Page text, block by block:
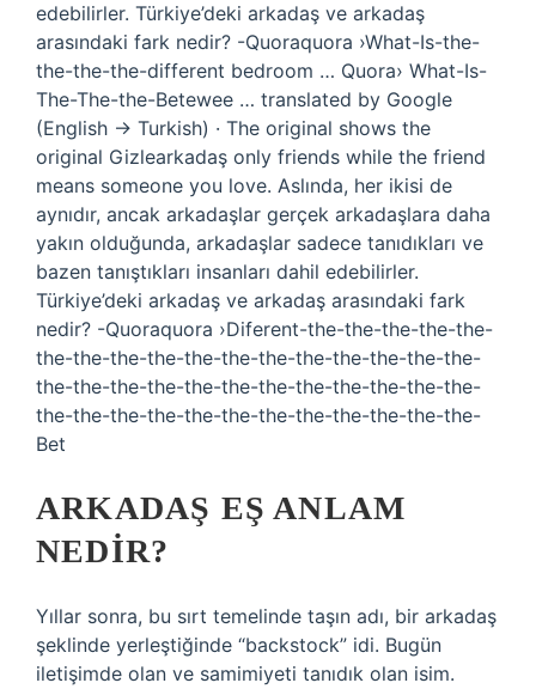
edebilirler. Türkiye’deki arkadaş ve arkadaş
arasındaki fark nedir? -Quoraquora ›What-Is-the-
the-the-the-different bedroom … Quora› What-Is-
The-The-the-Betewee … translated by Google
(English → Turkish) · The original shows the
original Gizlearkadaş only friends while the friend
means someone you love. Aslında, her ikisi de
aynıdır, ancak arkadaşlar gerçek arkadaşlara daha
yakın olduğunda, arkadaşlar sadece tanıdıkları ve
bazen tanıştıkları insanları dahil edebilirler.
Türkiye’deki arkadaş ve arkadaş arasındaki fark
nedir? -Quoraquora ›Diferent-the-the-the-the-the-
the-the-the-the-the-the-the-the-the-the-the-the-
the-the-the-the-the-the-the-the-the-the-the-the-
the-the-the-the-the-the-the-the-the-the-the-the-
Bet
ARKADAŞ EŞ ANLAM
NEDIR?
Yıllar sonra, bu sırt temelinde taşın adı, bir arkadaş
şeklinde yerleştiğinde “backstock” idi. Bugün
iletişimde olan ve samimiyeti tanıdık olan isim.